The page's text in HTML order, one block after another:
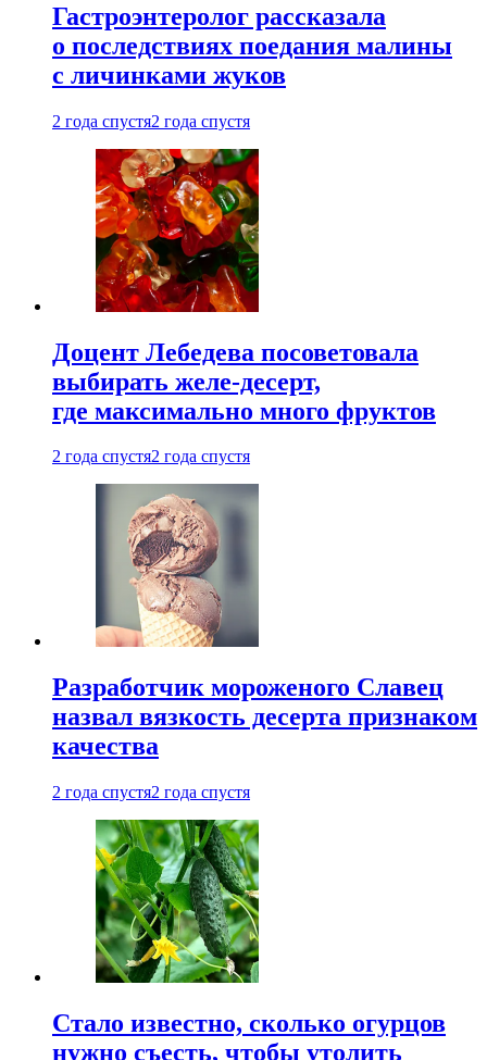
Гастроэнтеролог рассказала
о последствиях поедания малины
с личинками жуков
2 года спустя2 года спустя
Доцент Лебедева посоветовала
выбирать желе-десерт,
где максимально много фруктов
2 года спустя2 года спустя
Разработчик мороженого Славец
назвал вязкость десерта признаком
качества
2 года спустя2 года спустя
Стало известно, сколько огурцов
нужно съесть, чтобы утолить